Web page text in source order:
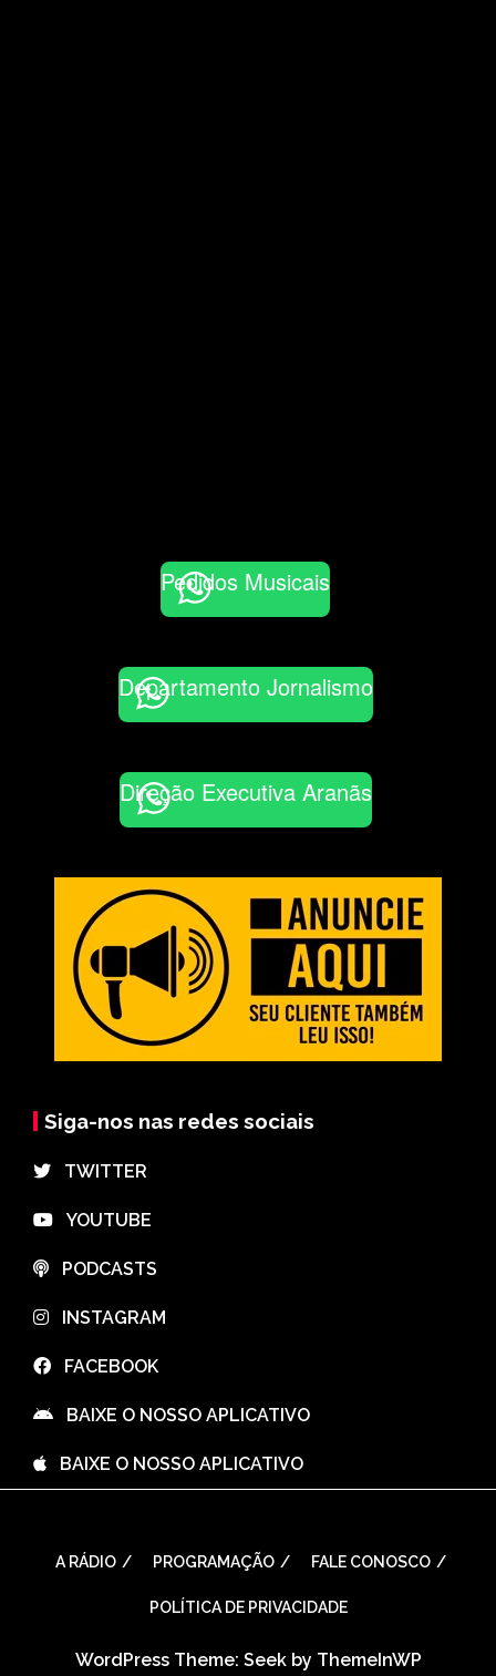
Pedidos Musicais
Departamento Jornalismo
Direção Executiva Aranãs
Siga-nos nas redes sociais
⠀TWITTER
⠀YOUTUBE
⠀PODCASTS
⠀INSTAGRAM
⠀FACEBOOK
⠀BAIXE O NOSSO APLICATIVO
⠀BAIXE O NOSSO APLICATIVO
A RÁDIO PROGRAMAÇÃO FALE CONOSCO
POLÍTICA DE PRIVACIDADE
WordPress Theme: Seek by ThemeInWP